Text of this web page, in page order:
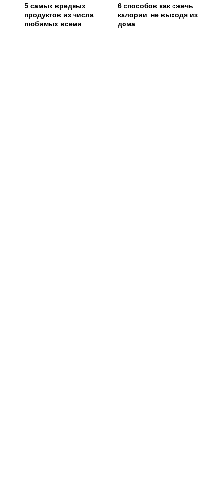
5 самых вредных
продуктов из числа
любимых всеми
6 способов как сжечь
калории, не выходя из
дома